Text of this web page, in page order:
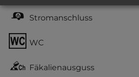
Stromanschluss
WC
Fäkalienausguss